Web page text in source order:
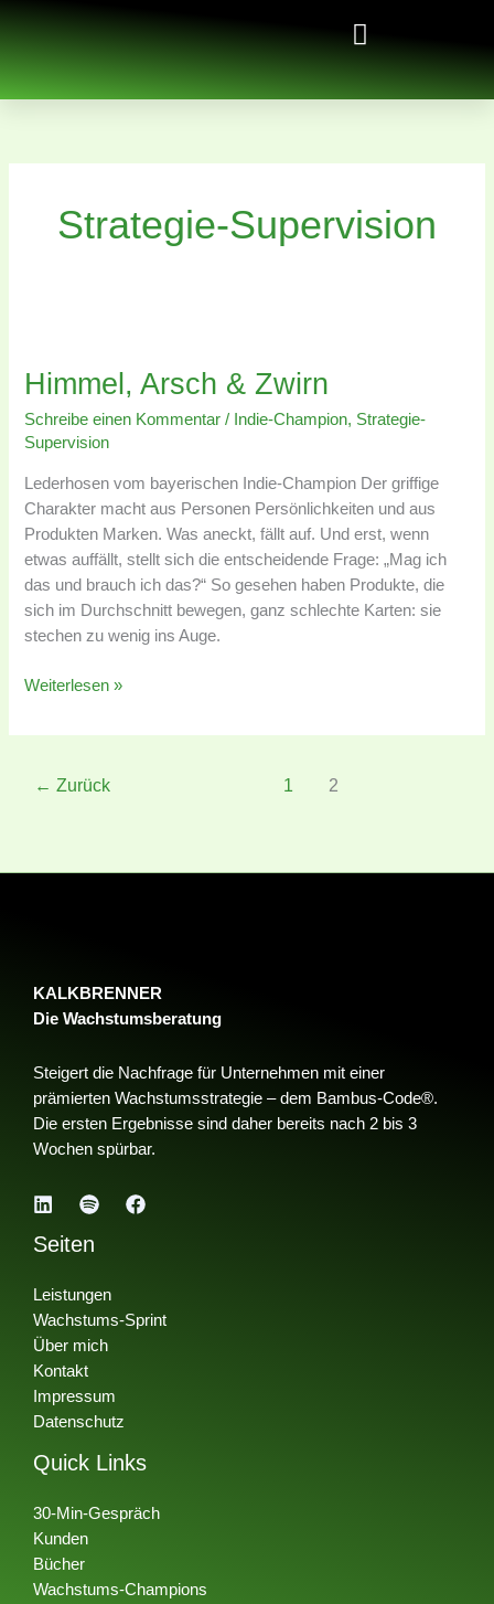
Strategie-Supervision
Himmel, Arsch & Zwirn
Schreibe einen Kommentar / Indie-Champion, Strategie-
Supervision
Lederhosen vom bayerischen Indie-Champion Der griffige
Charakter macht aus Personen Persönlichkeiten und aus
Produkten Marken. Was aneckt, fällt auf. Und erst, wenn
etwas auffällt, stellt sich die entscheidende Frage: „Mag ich
das und brauch ich das?“ So gesehen haben Produkte, die
sich im Durchschnitt bewegen, ganz schlechte Karten: sie
stechen zu wenig ins Auge.
&
Weiterlesen »
← Zurück 1 2
KALKBRENNER
Die Wachstumsberatung
Steigert die Nachfrage für Unternehmen mit einer
prämierten Wachstumsstrategie – dem Bambus-Code®.
Die ersten Ergebnisse sind daher bereits nach 2 bis 3
Wochen spürbar.
Seiten
Leistungen
Wachstums-Sprint
Über mich
Kontakt
Impressum
Datenschutz
Quick Links
30-Min-Gespräch
Kunden
Bücher
Wachstums-Champions